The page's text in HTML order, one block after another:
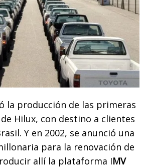
la producción de las primeras
Hilux, con destino a clientes
Y en 2002, se anunció una
para la renovación de
allí la plataforma IMV